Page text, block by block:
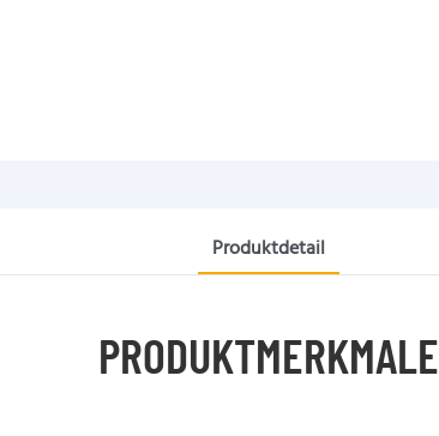
Produktdetail
PRODUKTMERKMALE